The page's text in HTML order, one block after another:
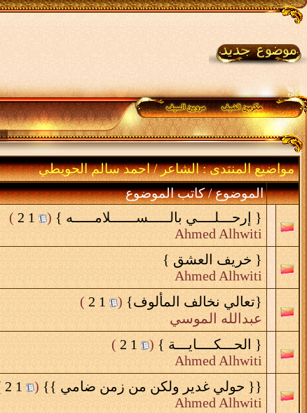
مواضيع المنتدى: الشاعر / احمد سالم الحويطي
الموضوع/كاتب الموضوع
{ إرحـــلــــي بالـــــســــــلامـــــه } (
1
2
)
Ahmed Alhwiti
{ خريف العشق }
Ahmed Alhwiti
{تعالي نخالف المألوف} (
1
2
)
عبدالله الموسي
{ الحـــكــــايـــة } (
1
2
)
Ahmed Alhwiti
{{ حولي غدير ولكن من زمن ضامي }} (
1
2
Ahmed Alhwiti